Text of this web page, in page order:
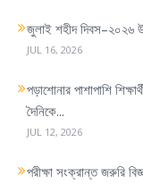
জুলাই শহীদ দিবস–২০২৬
JUL 16, 2026
পড়াশোনার পাশাপাশি
দৈনিকে...
JUL 12, 2026
পরীক্ষা সংক্রান্ত জরুরি